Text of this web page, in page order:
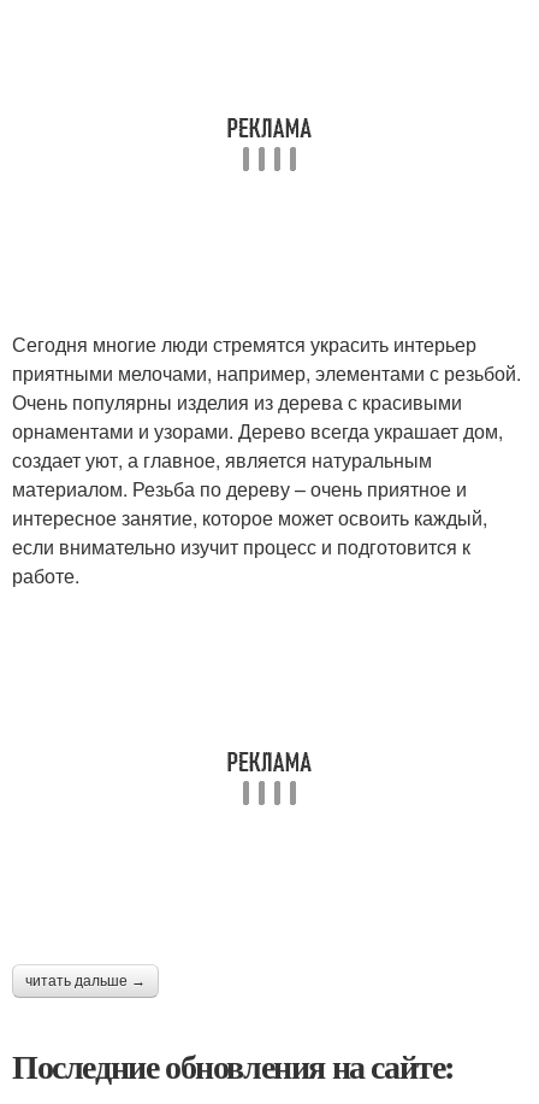
Сегодня многие люди стремятся украсить интерьер
приятными мелочами, например, элементами с резьбой.
Очень популярны изделия из дерева с красивыми
орнаментами и узорами. Дерево всегда украшает дом,
создает уют, а главное, является натуральным
материалом. Резьба по дереву – очень приятное и
интересное занятие, которое может освоить каждый,
если внимательно изучит процесс и подготовится к
работе.
читать дальше →
Последние обновления на сайте: